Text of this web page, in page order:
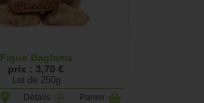
Figue Baglama
prix : 3,70 €
Lot de 250g
Détails Panier